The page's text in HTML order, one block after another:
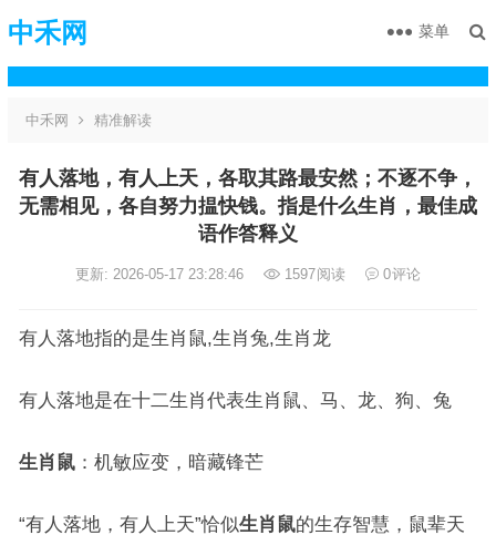
中禾网 菜单
中禾网 精准解读
有人落地，有人上天，各取其路最安然；不逐不争，
无需相见，各自努力揾快钱。指是什么生肖，最佳成
语作答释义
更新: 2026-05-17 23:28:46 1597阅读 0评论
有人落地指的是生肖鼠,生肖兔,生肖龙
有人落地是在十二生肖代表生肖鼠、马、龙、狗、兔
生肖鼠：机敏应变，暗藏锋芒
“有人落地，有人上天”恰似生肖鼠的生存智慧，鼠辈天